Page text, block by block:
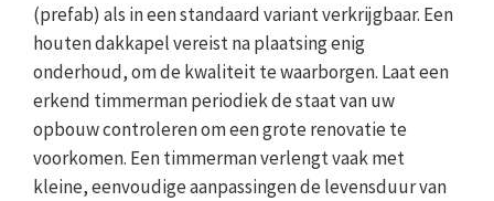
(prefab) als in een standaard variant verkrijgbaar. Een
houten dakkapel vereist na plaatsing enig
onderhoud, om de kwaliteit te waarborgen. Laat een
erkend timmerman periodiek de staat van uw
opbouw controleren om een grote renovatie te
voorkomen. Een timmerman verlengt vaak met
kleine, eenvoudige aanpassingen de levensduur van